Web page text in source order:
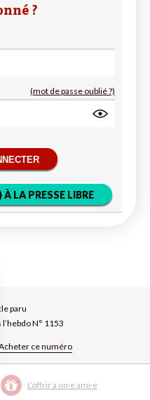
paru
l’hebdo N° 1153
ce numéro
L’offrir à un·e ami·e
?
(mot de passe oublié ?)
LA PRESSE LIBRE